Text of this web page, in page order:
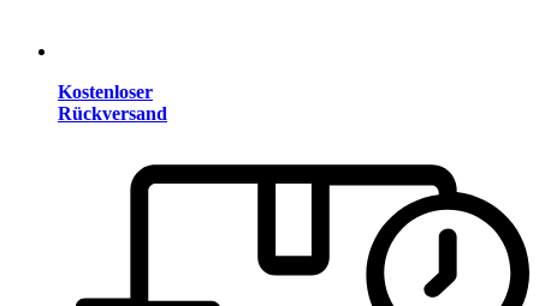
Kostenloser
Rückversand